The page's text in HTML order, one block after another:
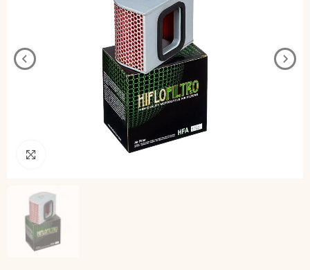
Pincha para agrandar